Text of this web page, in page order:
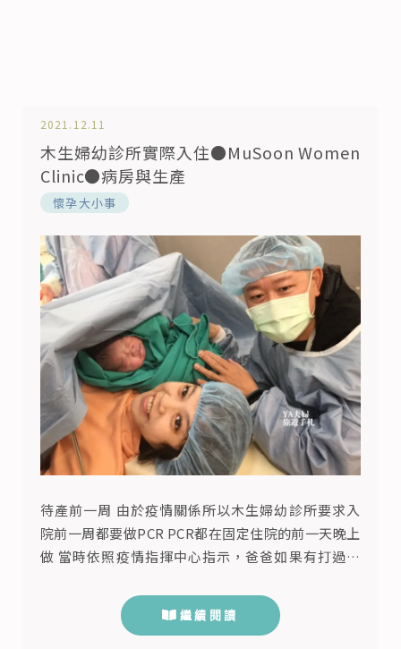
2021.12.11
木生婦幼診所實際入住●MuSoon Women
Clinic●病房與生產
懷孕大小事
待產前一周 由於疫情關係所以木生婦幼診所要求入
院前一周都要做PCR PCR都在固定住院的前一天晚上
做 當時依照疫情指揮中心指示，爸爸如果有打過兩
費1500元 PCR報告一樣會在line通知收到 並且在當
週也要做最後一次產檢 由於我還在上班入住前最後
繼續閱讀